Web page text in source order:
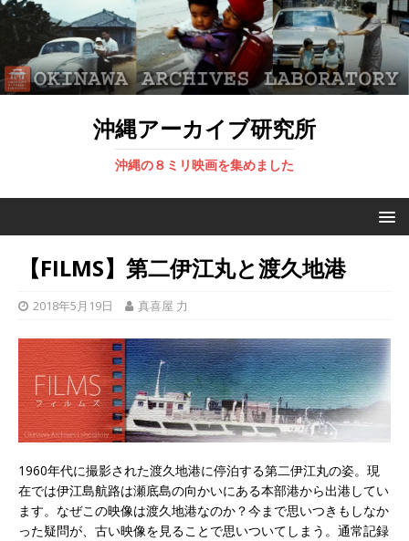
沖縄アーカイブ研究所
沖縄の８ミリ映画を集めました
【FILMS】第二伊江丸と渡久地港
2018年5月19日 真喜屋 力
1960年代に撮影された渡久地港に停泊する第二伊江丸の姿。現
在では伊江島航路は瀬底島の向かいにある本部港から出港してい
ます。なぜこの映像は渡久地港なのか？今まで思いつきもしなか
った疑問が、古い映像を見ることで思いついてしまう。通常記録